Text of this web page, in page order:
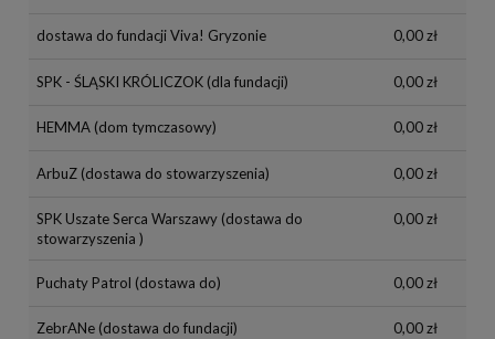
dostawa do fundacji Viva! Gryzonie 0,00 zł
SPK - ŚLĄSKI KRÓLICZOK(dla fundacji) 0,00 zł
HEMMA(dom tymczasowy) 0,00 zł
ArbuZ(dostawa do stowarzyszenia) 0,00 zł
SPK Uszate Serca Warszawy(dostawa do
stowarzyszenia )
0,00 zł
Puchaty Patrol (dostawa do) 0,00 zł
ZebrANe(dostawa do fundacji) 0,00 zł